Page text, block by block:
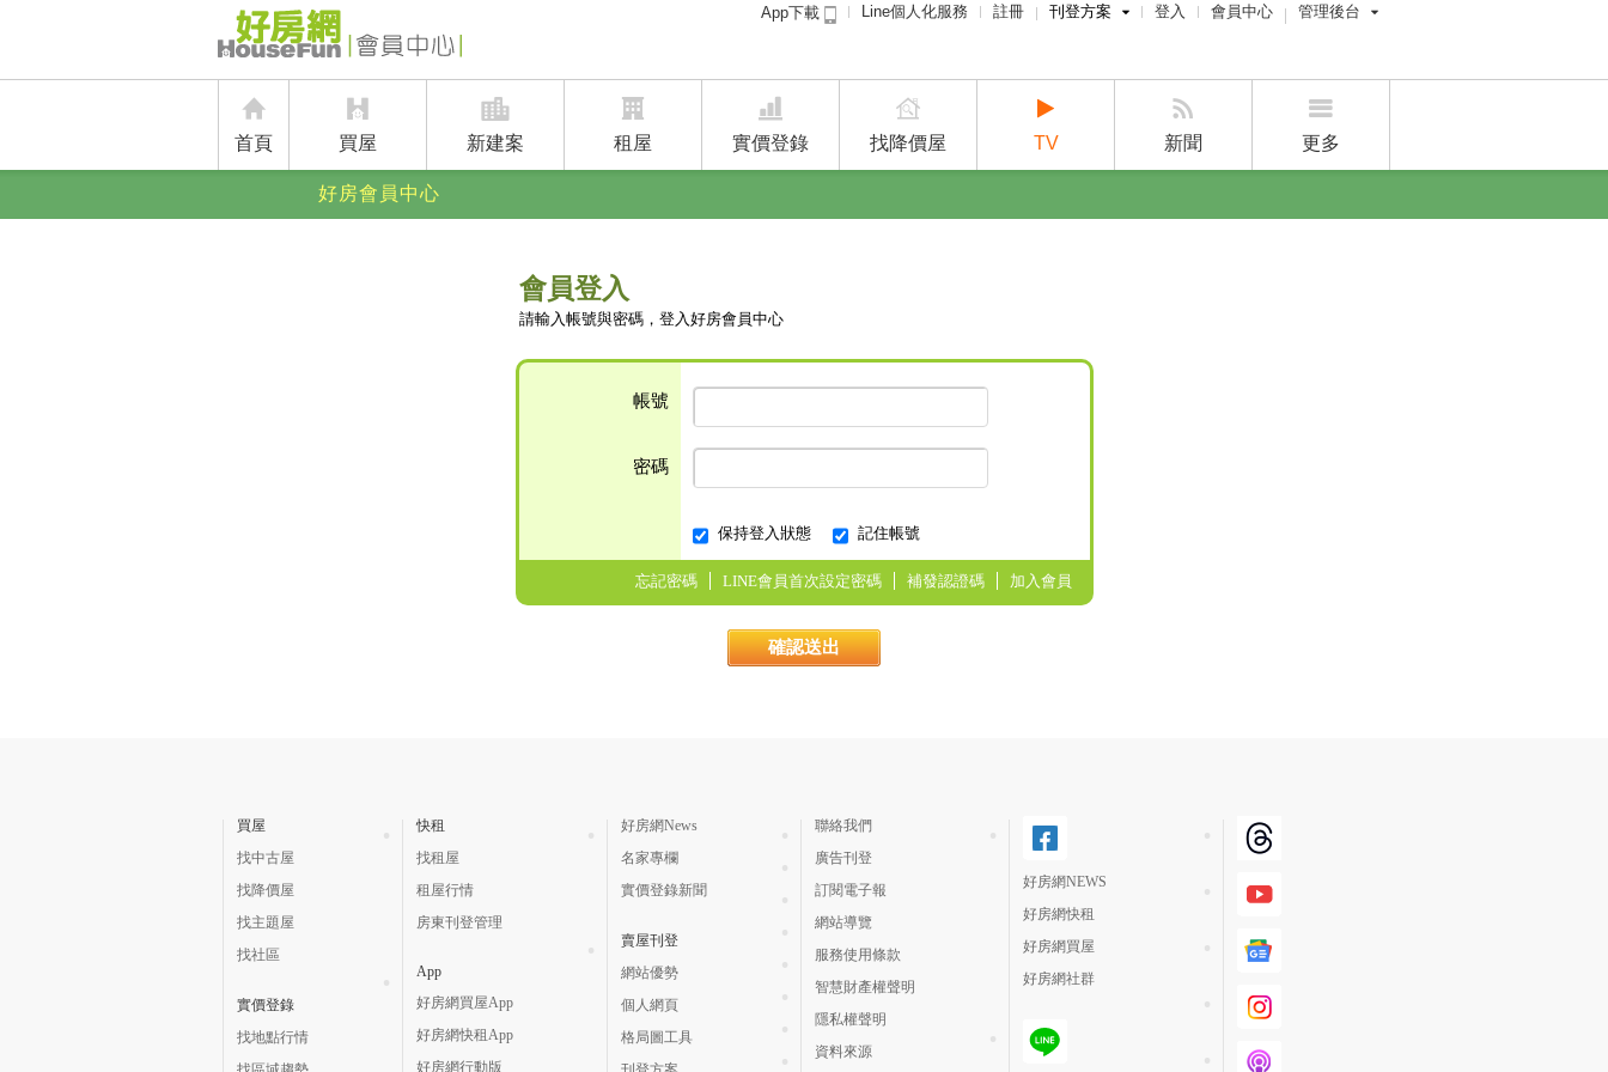
App下載 Line個人化服務 註冊 刊登方案
賣屋刊登
登入 會員中心 管理後台
經紀人員管理後台
首頁 買屋 新建案 租屋 實價登錄 找降價屋 TV 新聞 更多
好房會員中心
會員登入
請輸入帳號與密碼，登入好房會員中心
帳號
密碼
保持登入狀態 記住帳號
加入會員
補發認證碼
LINE會員首次設定密碼
忘記密碼
買屋
找中古屋
找降價屋
找主題屋
找社區
實價登錄
找地點行情
快租
找租屋
租屋行情
房東刊登管理
App
好房網買屋App
好房網快租App
好房網行動版
好房網News
名家專欄
實價登錄新聞
賣屋刊登
網站優勢
個人網頁
格局圖工具
聯絡我們
廣告刊登
訂閱電子報
網站導覽
服務使用條款
智慧財產權聲明
隱私權聲明
資料來源
好房網NEWS
好房網快租
好房網買屋
好房網社群